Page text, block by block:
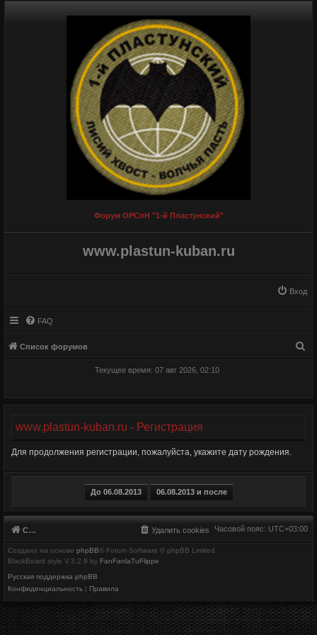
Форум ОРСпН "1-й Пластунский"
www.plastun-kuban.ru
Вход
FAQ
Список форумов
Текущее время: 07 авг 2026, 02:10
www.plastun-kuban.ru - Регистрация
Для продолжения регистрации, пожалуйста, укажите дату рождения.
Список форумов Часовой пояс: UTC+03:00
Удалить cookies
Создано на основе phpBB® Forum Software © phpBB Limited
BlackBoard style V.3.2.9 by FanFanlaTuFlippe
Русская поддержка phpBB
Конфиденциальность | Правила